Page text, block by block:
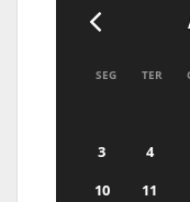
SEG TER
3
4
10
11